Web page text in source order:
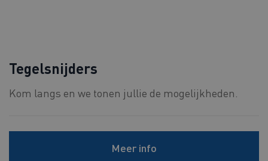
Tegelsnijders
Kom langs en we tonen jullie de mogelijkheden.
Meer info